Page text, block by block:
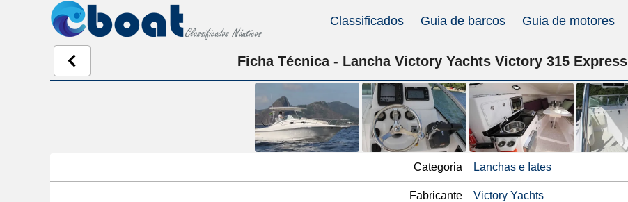
Classificados Guia de barcos Guia de motores
Ficha Técnica - Lancha Victory Yachts Victory 315 Express
Categoria Lanchas e Iates
Fabricante Victory Yachts